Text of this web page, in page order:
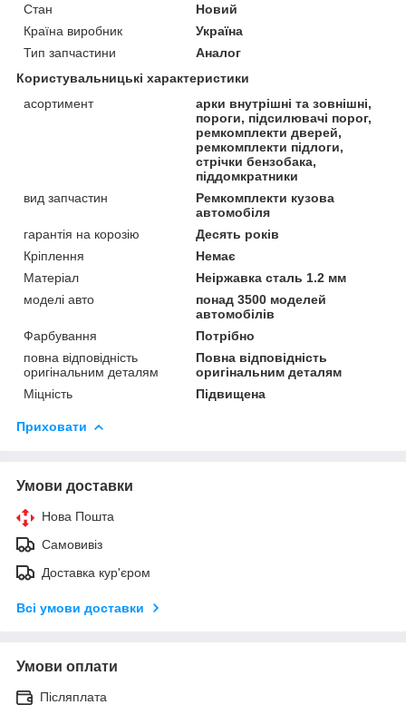
Стан
Новий
Країна виробник
Україна
Тип запчастини
Аналог
Користувальницькі характеристики
асортимент
арки внутрішні та зовнішні,
пороги, підсилювачі порог,
ремкомплекти дверей,
ремкомплекти підлоги,
стрічки бензобака,
піддомкратники
вид запчастин
Ремкомплекти кузова
автомобіля
гарантія на корозію
Десять років
Кріплення
Немає
Матеріал
Неіржавка сталь 1.2 мм
моделі авто
понад 3500 моделей
автомобілів
Фарбування
Потрібно
повна відповідність
оригінальним деталям
Повна відповідність
оригінальним деталям
Міцність
Підвищена
Приховати
Умови доставки
Нова Пошта
Самовивіз
Доставка кур'єром
Всі умови доставки
Умови оплати
Післяплата